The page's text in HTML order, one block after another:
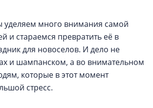
уделяем много внимания самой
и стараемся превратить её в
для новоселов. И дело не
и шампанском, а во внимательном
которые в этот момент
стресс.